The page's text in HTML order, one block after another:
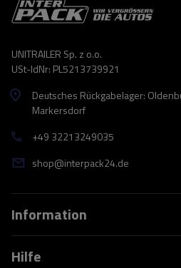
UNITRAILER Sp. z o.o.
USt-IdNr: PL5213739921
Deutsches Rückgabelager:
Markersdorf
+49 32213249035
shop@interpack24.de
Information
Hilfe